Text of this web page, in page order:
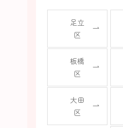
足立
区
板橋
区
大田
区